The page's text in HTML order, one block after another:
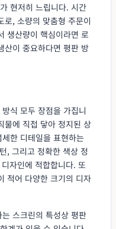
현저히 느립니다. 시간
로, 소량의 맞춤형 주문이
생산량이 핵심이라면 로
산이 중요하다면 평판 방
식 모두 장점을 가집니
물에 직접 닿아 정지된 상
한 디테일을 표현하는
, 그리고 정확한 색상 정
자인에 적합합니다. 또
적어 다양한 크기의 디자
스크린의 특성상 평판